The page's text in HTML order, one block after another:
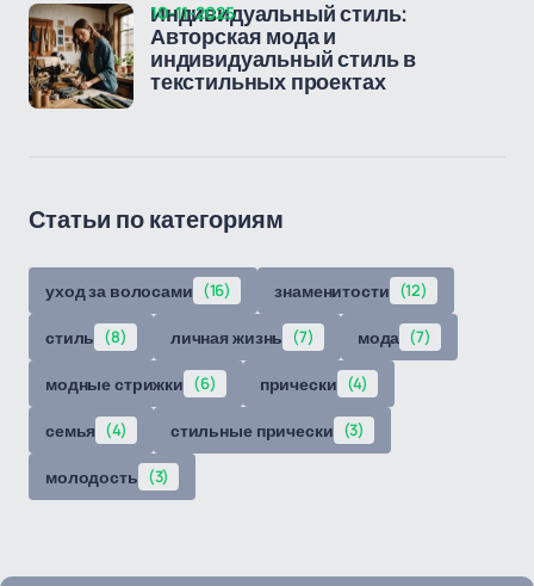
Индивидуальный стиль:
Авторская мода и
индивидуальный стиль в
текстильных проектах
10-11-2025
Статьи по категориям
уход за волосами (16) знаменитости (12)
стиль (8) личная жизнь (7) мода (7)
модные стрижки (6) прически (4)
семья (4) стильные прически (3)
молодость (3)